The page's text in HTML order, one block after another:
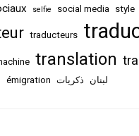
selfie social media style
traducteurs
translation
émigration ذكريات لبنان